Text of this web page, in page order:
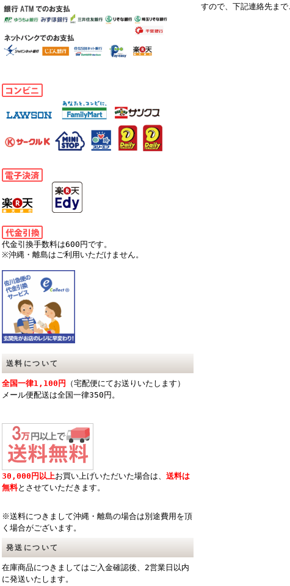
代金引換手数料は600円です。
※沖縄・離島はご利用いただけません。
送料について
全国一律1,100円
（宅配便にてお送りいたします）
メール便配送は全国一律350円。
30,000円以上お買い上げいただいた場合は、 送料は
無料とさせていただきます。
※送料につきまして沖縄・離島の場合は別途費用を頂
く場合がございます。
発送について
在庫商品につきましてはご入金確認後、2営業日以内
に発送いたします。
すので、下記連絡先まで